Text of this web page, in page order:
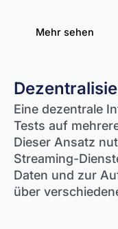
Mehr sehen
Eine dezentrale
Tests auf
Dieser Ansatz
Streaming-
Daten und zur
über